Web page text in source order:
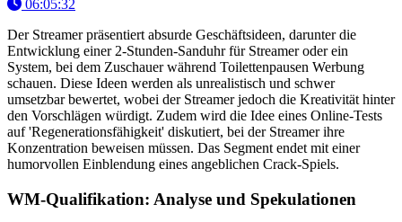
06:05:32
Der Streamer präsentiert absurde Geschäftsideen, darunter die
Entwicklung einer 2-Stunden-Sanduhr für Streamer oder ein
System, bei dem Zuschauer während Toilettenpausen Werbung
schauen. Diese Ideen werden als unrealistisch und schwer
umsetzbar bewertet, wobei der Streamer jedoch die Kreativität hinter
den Vorschlägen würdigt. Zudem wird die Idee eines Online-Tests
auf 'Regenerationsfähigkeit' diskutiert, bei der Streamer ihre
Konzentration beweisen müssen. Das Segment endet mit einer
humorvollen Einblendung eines angeblichen Crack-Spiels.
WM-Qualifikation: Analyse und Spekulationen